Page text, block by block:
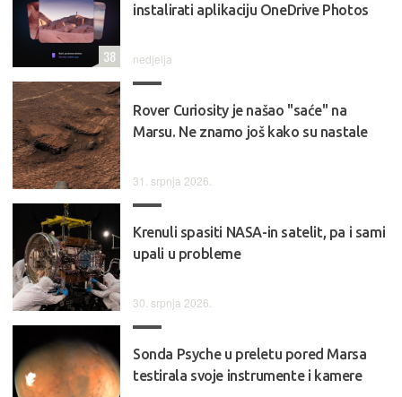
instalirati aplikaciju OneDrive Photos
nedjelja
38
Rover Curiosity je našao "saće" na
Marsu. Ne znamo još kako su nastale
31. srpnja 2026.
Krenuli spasiti NASA-in satelit, pa i sami
upali u probleme
30. srpnja 2026.
Sonda Psyche u preletu pored Marsa
testirala svoje instrumente i kamere